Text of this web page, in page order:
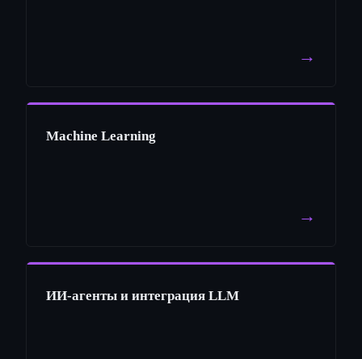
→
Machine Learning
→
ИИ-агенты и интеграция LLM